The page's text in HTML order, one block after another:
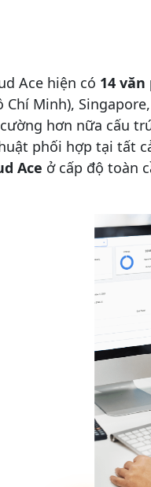
Ace hiện có 14
Minh),
hơn nữa cấu
phối hợp tại tất
Ace ở cấp độ toàn